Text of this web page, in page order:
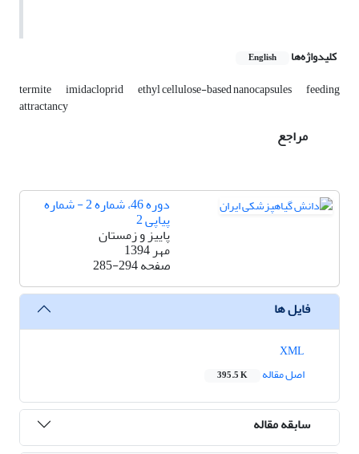
کلیدواژه‌ها English
termite imidacloprid ethyl cellulose-based nanocapsules feeding
attractancy
مراجع
دوره 46، شماره 2 - شماره
پیاپی 2
پاییز و زمستان
مهر 1394
صفحه285-294
فایل ها
اصل مقاله
395.5 K
سابقه مقاله